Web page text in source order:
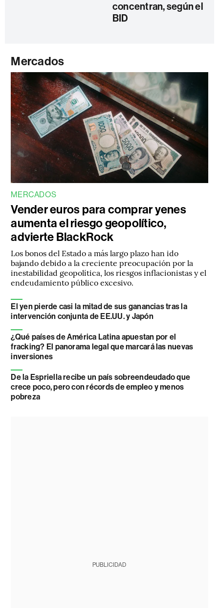
concentran, según el
BID
Mercados
MERCADOS
Vender euros para comprar yenes
aumenta el riesgo geopolítico,
advierte BlackRock
Los bonos del Estado a más largo plazo han ido
bajando debido a la creciente preocupación por la
inestabilidad geopolítica, los riesgos inflacionistas y el
endeudamiento público excesivo.
El yen pierde casi la mitad de sus ganancias tras la
intervención conjunta de EE.UU. y Japón
¿Qué países de América Latina apuestan por el
fracking? El panorama legal que marcará las nuevas
inversiones
De la Espriella recibe un país sobreendeudado que
crece poco, pero con récords de empleo y menos
pobreza
PUBLICIDAD